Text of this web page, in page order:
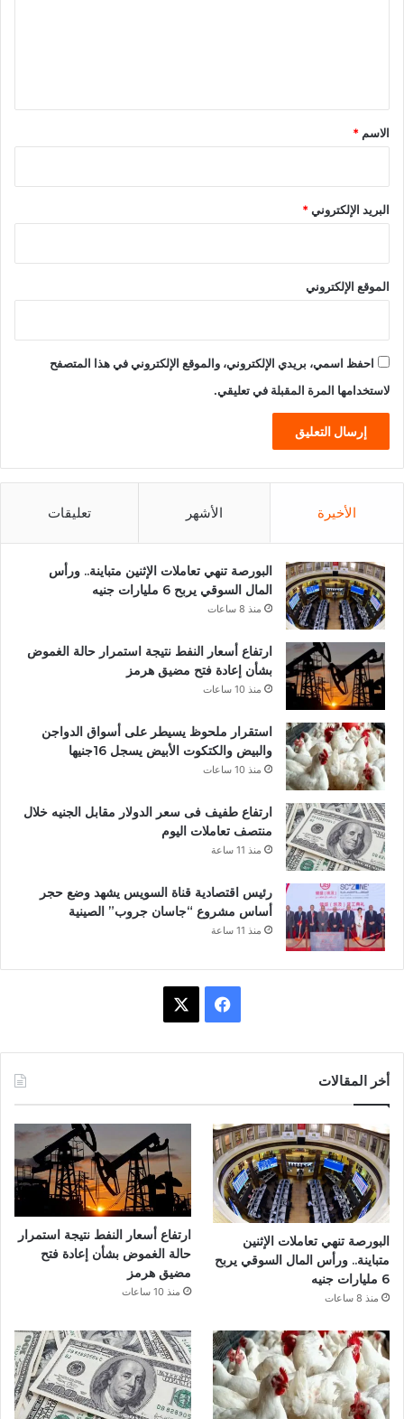
*
الاسم *
البريد الإلكتروني*
الموقع الإلكتروني
احفظ اسمي، بريدي الإلكتروني، والموقع الإلكتروني في هذا المتصفح
لاستخدامها المرة المقبلة في تعليقي.
الأخيرة الأشهر تعليقات
البورصة تنهي تعاملات الإثنين متباينة.. ورأس
المال السوقي يربح 6 مليارات جنيه
منذ 8 ساعات
ارتفاع أسعار النفط نتيجة استمرار حالة الغموض
بشأن إعادة فتح مضيق هرمز
منذ 10 ساعات
استقرار ملحوظ يسيطر على أسواق الدواجن
والبيض والكتكوت الأبيض يسجل 16جنيها
منذ 10 ساعات
ارتفاع طفيف فى سعر الدولار مقابل الجنيه خلال
منتصف تعاملات اليوم
منذ 11 ساعة
رئيس اقتصادية قناة السويس يشهد وضع حجر
أساس مشروع “جاسان جروب” الصينية
منذ 11 ساعة
و
أخر المقالات
البورصة تنهي تعاملات الإثنين
متباينة.. ورأس المال السوقي يربح
6 مليارات جنيه
منذ 8 ساعات
ارتفاع أسعار النفط نتيجة استمرار
حالة الغموض بشأن إعادة فتح
مضيق هرمز
منذ 10 ساعات